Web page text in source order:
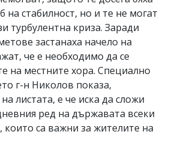
на стабилност, но и те не могат
турбулентна криза. Заради
застанаха начело на
че е необходимо да се
на местните хора. Специално
г-н Николов показа,
листата, е че иска да сложи
ред на държавата всеки
които са важни за жителите на